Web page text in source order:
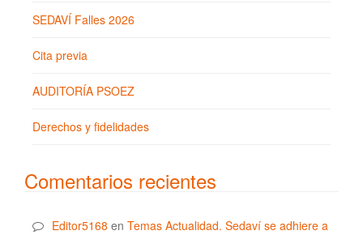
SEDAVÍ Falles 2026
Cita previa
AUDITORÍA PSOEZ
Derechos y fidelidades
Comentarios recientes
Editor5168 en Temas Actualidad. Sedaví se adhiere a